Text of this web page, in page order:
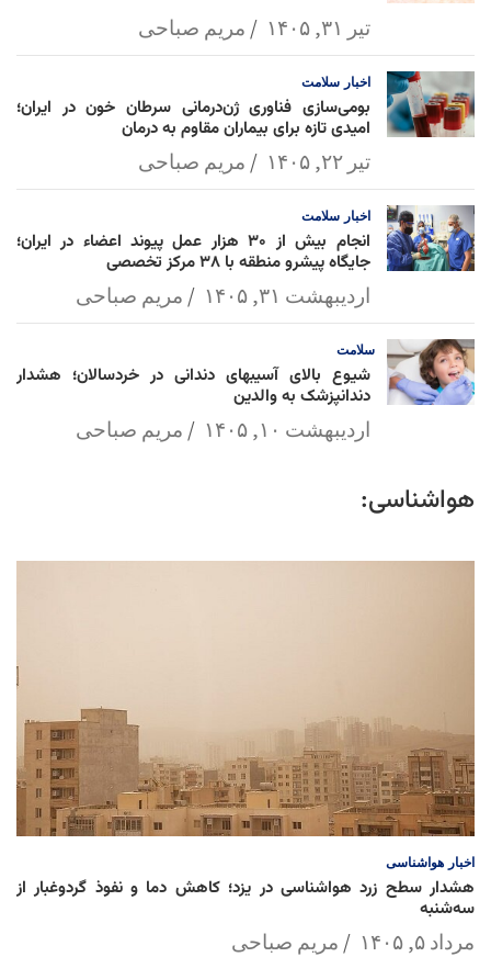
تیر ۳۱, ۱۴۰۵ مریم صباحی
اخبار سلامت
بومی‌سازی فناوری ژن‌درمانی سرطان خون در ایران؛
امیدی تازه برای بیماران مقاوم به درمان
تیر ۲۲, ۱۴۰۵ مریم صباحی
اخبار سلامت
انجام بیش از ۳۰ هزار عمل پیوند اعضاء در ایران؛
جایگاه پیشرو منطقه با ۳۸ مرکز تخصصی
اردیبهشت ۳۱, ۱۴۰۵ مریم صباحی
سلامت
شیوع بالای آسیبهای دندانی در خردسالان؛ هشدار
دندانپزشک به والدین
اردیبهشت ۱۰, ۱۴۰۵ مریم صباحی
هواشناسی:
اخبار هواشناسی
هشدار سطح زرد هواشناسی در یزد؛ کاهش دما و نفوذ گردوغبار از
سه‌شنبه
مرداد ۵, ۱۴۰۵ مریم صباحی